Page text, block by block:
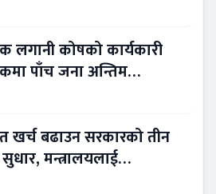
लगानी कोषको कार्यकारी
पाँच जना अन्तिम
खर्च बढाउन सरकारको तीन
सुधार, मन्त्रालयलाई